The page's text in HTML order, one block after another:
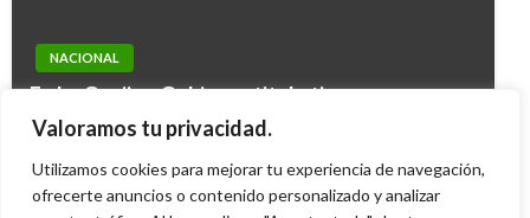
Valoramos tu privacidad.
Utilizamos cookies para mejorar tu experiencia de navegación,
ofrecerte anuncios o contenido personalizado y analizar
NACIONAL
En La Guajira, Gobierno titula tierras a
indígenas wayúu y anuncia apertura de nuevos
Giovanni Alarcón M. jueves febrero 25, 2016